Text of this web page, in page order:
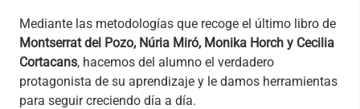
Mediante las metodologías que recoge el último libro de
Montserrat del Pozo, Núria Miró, Monika Horch y Cecilia
Cortacans, hacemos del alumno el verdadero
protagonista de su aprendizaje y le damos herramientas
para seguir creciendo día a día.